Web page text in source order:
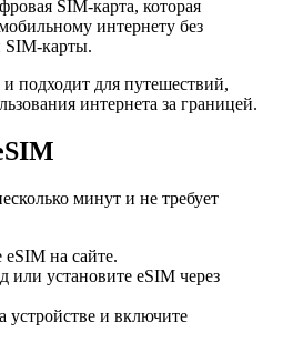
SIM-карта, которая
интернету без
SIM-карты.
подходит для путешествий,
интернета за границей.
минут и не требует
на сайте.
или установите eSIM через
устройстве и включите